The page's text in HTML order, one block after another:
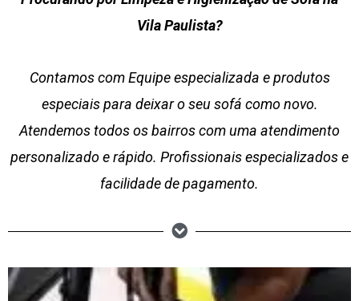
Vila Paulista?
Contamos com Equipe especializada e produtos
especiais para deixar o seu sofá como novo.
Atendemos todos os bairros com uma atendimento
personalizado e rápido. Profissionais especializados e
facilidade de pagamento.